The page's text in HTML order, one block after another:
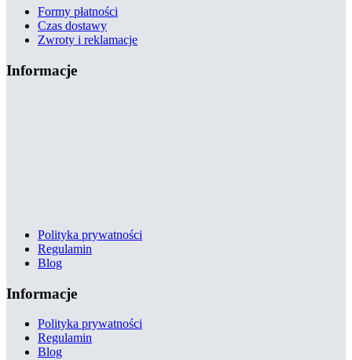
Formy płatności
Czas dostawy
Zwroty i reklamacje
Informacje
Polityka prywatności
Regulamin
Blog
Informacje
Polityka prywatności
Regulamin
Blog